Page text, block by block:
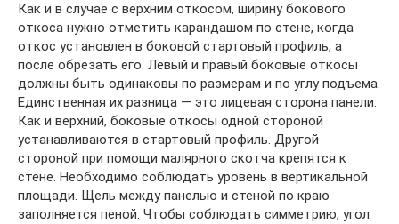
Как и в случае с верхним откосом, ширину бокового
откоса нужно отметить карандашом по стене, когда
откос установлен в боковой стартовый профиль, а
после обрезать его. Левый и правый боковые откосы
должны быть одинаковы по размерам и по углу подъема.
Единственная их разница — это лицевая сторона панели.
Как и верхний, боковые откосы одной стороной
устанавливаются в стартовый профиль. Другой
стороной при помощи малярного скотча крепятся к
стене. Необходимо соблюдать уровень в вертикальной
площади. Щель между панелью и стеной по краю
заполняется пеной. Чтобы соблюдать симметрию, угол